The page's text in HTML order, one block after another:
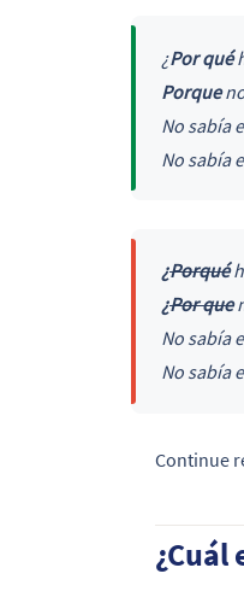
¿Por qué
Porque
No sabía
No sabía
¿Porqué
¿Por que
No sabía
No sabía
Continue
¿Cuál